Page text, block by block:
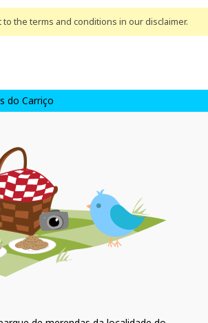
the terms and conditions in our disclaimer.
do Carriço